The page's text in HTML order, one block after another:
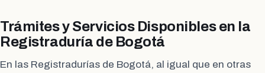
Trámites y Servicios Disponibles en la
Registraduría de Bogotá
En las Registradurías de Bogotá, al igual que en otras